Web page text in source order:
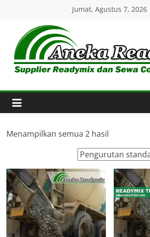
content
Jumat, Agustus 7, 2026
Aneka
Readymix
Pusat
Online
Ready
mix
di
Indonesia
Menampilkan semua 2 hasil